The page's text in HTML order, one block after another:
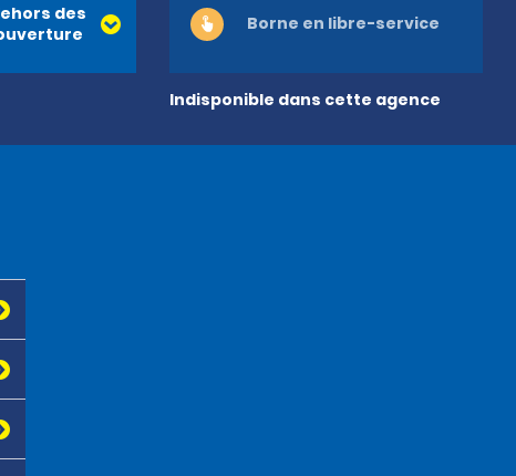
des
Indisponible dans cette agence
Borne en libre-service